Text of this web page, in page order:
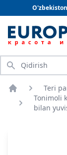
Qidirish
Bosh sahifa
Teri
Tonimoli
bilan